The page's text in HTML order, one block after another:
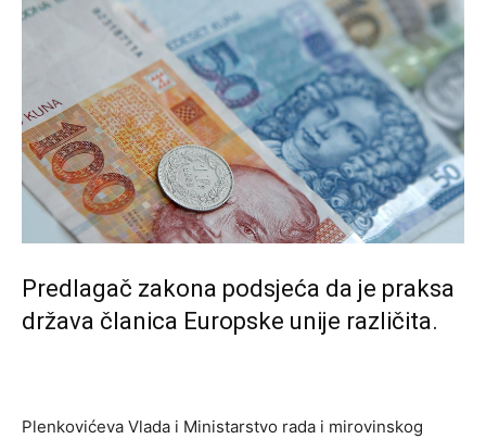
Predlagač zakona podsjeća da je praksa
država članica Europske unije različita.
Plenkovićeva Vlada i Ministarstvo rada i mirovinskog